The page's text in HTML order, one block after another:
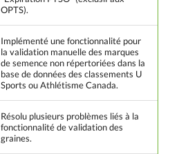
OPTS).
Implémenté une fonctionnalité pour
la validation manuelle des marques
de semence non répertoriées dans la
base de données des classements U
Sports ou Athlétisme Canada.
Résolu plusieurs problèmes liés à la
fonctionnalité de validation des
graines.